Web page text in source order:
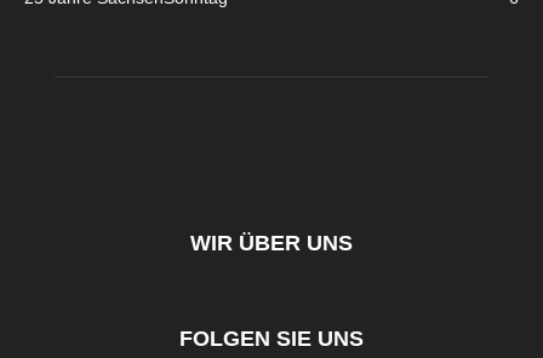
WIR ÜBER UNS
FOLGEN SIE UNS